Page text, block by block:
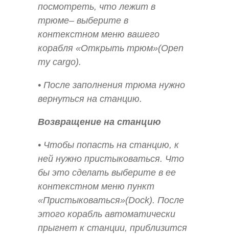
посмотреть, что лежит в
трюме– выберите в
контекстном меню вашего
корабля «Открыть трюм»(Open
my cargo).
• После заполнения трюма нужно
вернуться на станцию.
Возвращение на станцию
• Чтобы попасть на станцию, к
ней нужно пристыковаться. Что
бы это сделать выберите в ее
контекстном меню пункт
«Пристыковаться»(Dock). После
этого корабль автоматически
прыгнет к станции, приблизится